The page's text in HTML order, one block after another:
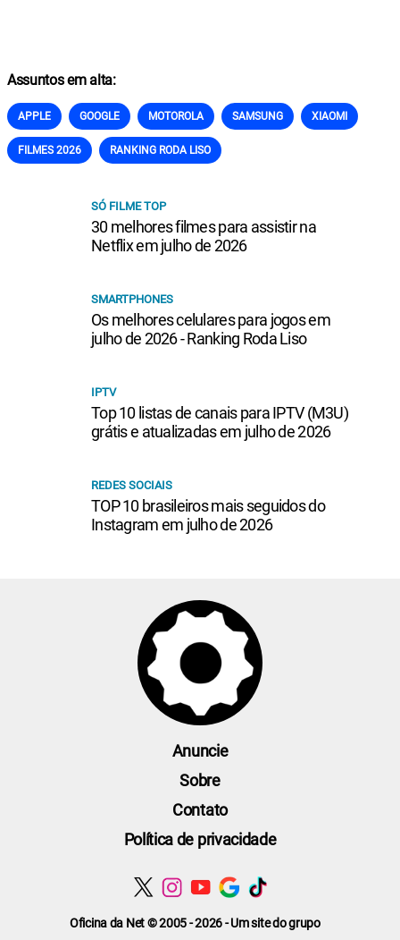
Assuntos em alta:
APPLE GOOGLE MOTOROLA SAMSUNG XIAOMI
FILMES 2026 RANKING RODA LISO
SÓ FILME TOP
30 melhores filmes para assistir na
Netflix em julho de 2026
SMARTPHONES
Os melhores celulares para jogos em
julho de 2026 - Ranking Roda Liso
IPTV
Top 10 listas de canais para IPTV (M3U)
grátis e atualizadas em julho de 2026
REDES SOCIAIS
TOP 10 brasileiros mais seguidos do
Instagram em julho de 2026
Oficina da Net © 2005 - 2026 - Um site do grupo
Anuncie
Sobre
Contato
Política de privacidade